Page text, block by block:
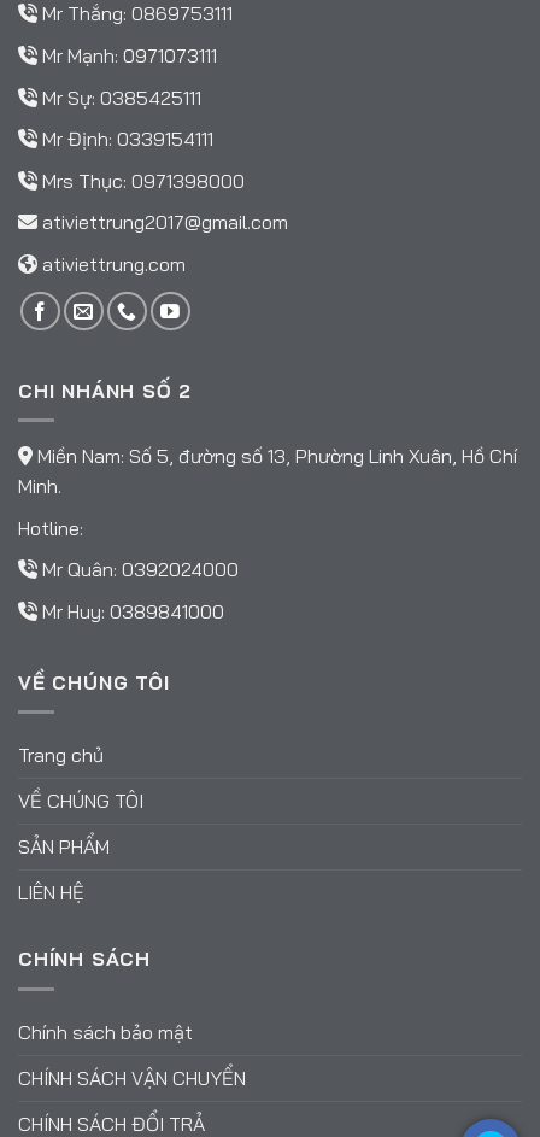
Mr Thắng: 0869753111
Mr Mạnh: 0971073111
Mr Sự: 0385425111
Mr Định: 0339154111
Mrs Thục: 0971398000
ativiettrung2017@gmail.com
ativiettrung.com
CHI NHÁNH SỐ 2
Miền Nam: Số 5, đường số 13, Phường Linh Xuân, Hồ Chí
Minh.
Hotline:
Mr Quân: 0392024000
Mr Huy: 0389841000
VỀ CHÚNG TÔI
Trang chủ
VỀ CHÚNG TÔI
SẢN PHẨM
LIÊN HỆ
CHÍNH SÁCH
Chính sách bảo mật
CHÍNH SÁCH VẬN CHUYỂN
CHÍNH SÁCH ĐỔI TRẢ